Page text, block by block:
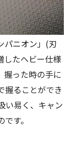
パニオン」(刃
したヘビー仕様
握った時の手に
握ることができ
い易く、キャン
す。